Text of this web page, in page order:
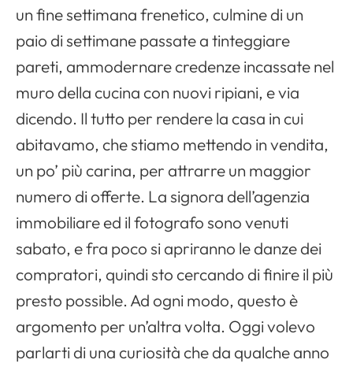
un fine settimana frenetico, culmine di un
paio di settimane passate a tinteggiare
pareti, ammodernare credenze incassate nel
muro della cucina con nuovi ripiani, e via
dicendo. Il tutto per rendere la casa in cui
abitavamo, che stiamo mettendo in vendita,
un po’ più carina, per attrarre un maggior
numero di offerte. La signora dell’agenzia
immobiliare ed il fotografo sono venuti
sabato, e fra poco si apriranno le danze dei
compratori, quindi sto cercando di finire il più
presto possible. Ad ogni modo, questo è
argomento per un’altra volta. Oggi volevo
parlarti di una curiosità che da qualche anno
Apri il menu di navigazione